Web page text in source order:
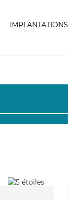
IMPLANTATIONS